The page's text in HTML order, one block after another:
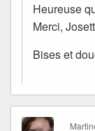
Heureuse
Merci,
Bises et